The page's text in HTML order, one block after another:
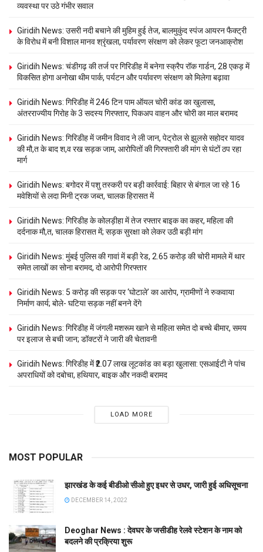
व्यवस्था पर उठे गंभीर सवाल
Giridih News: उसरी नदी बचाने की मुहिम हुई तेज, बालमुकुंद स्पंज आयरन फैक्ट्री
के विरोध में बनी विशाल मानव श्रृंखला, पर्यावरण संरक्षण को लेकर फूटा जनआक्रोश
Giridih News: चंडीगढ़ की तर्ज पर गिरिडीह में बनेगा स्क्रैप रॉक गार्डन, 28 एकड़ में
विकसित होगा अनोखा थीम पार्क, पर्यटन और पर्यावरण संरक्षण को मिलेगा बढ़ावा
Giridih News: गिरिडीह में 246 टिन पाम ऑयल चोरी कांड का खुलासा,
अंतरराज्यीय गिरोह के 3 सदस्य गिरफ्तार, पिकअप वाहन और चोरी का माल बरामद
Giridih News: गिरिडीह में जमीन विवाद ने ली जान, पेट्रोल से झुलसे सहोदर यादव
की मौ,त के बाद श,व रख सड़क जाम, आरोपितों की गिरफ्तारी की मांग से घंटों ठप रहा
मार्ग
Giridih News: बगोदर में पशु तस्करी पर बड़ी कार्रवाई: बिहार से बंगाल जा रहे 16
मवेशियों से लदा मिनी ट्रक जब्त, चालक हिरासत में
Giridih News: गिरिडीह के कोलड़ीहा में तेज रफ्तार बाइक का कहर, महिला की
दर्दनाक मौ,त, चालक हिरासत में; सड़क सुरक्षा को लेकर उठी बड़ी मांग
Giridih News: मुंबई पुलिस की गावां में बड़ी रेड, 2.65 करोड़ की चोरी मामले में थार
समेत लाखों का सोना बरामद, दो आरोपी गिरफ्तार
Giridih News: 5 करोड़ की सड़क पर ‘घोटाले’ का आरोप, ग्रामीणों ने रुकवाया
निर्माण कार्य; बोले- घटिया सड़क नहीं बनने देंगे
Giridih News: गिरिडीह में जंगली मशरूम खाने से महिला समेत दो बच्चे बीमार, समय
पर इलाज से बची जान; डॉक्टरों ने जारी की चेतावनी
Giridih News: गिरिडीह में ₹2.07 लाख लूटकांड का बड़ा खुलासा: एसआईटी ने पांच
अपराधियों को दबोचा, हथियार, बाइक और नकदी बरामद
LOAD MORE
MOST POPULAR
झारखंड के कई बीडीओ सीओ हुए इधर से उधर, जारी हुई अधिसूचना
DECEMBER 14, 2022
Deoghar News : देवघर के जसीडीह रेलवे स्टेशन के नाम को
बदलने की प्रक्रिया शुरू